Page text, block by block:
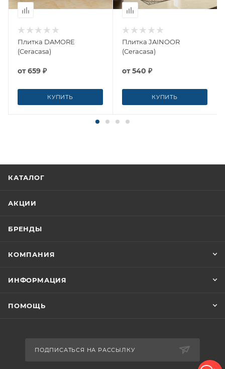
Плитка DAMORE
(Ceracasa)
от659 ₽
КУПИТЬ
Плитка JAINOOR
(Ceracasa)
от540 ₽
КУПИТЬ
КАТАЛОГ
АКЦИИ
БРЕНДЫ
КОМПАНИЯ
ИНФОРМАЦИЯ
ПОМОЩЬ
ПОДПИСАТЬСЯ НА РАССЫЛКУ